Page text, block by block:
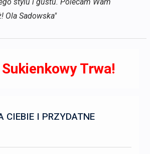
Ola Sadowska"
Trwa!
CIEBIE I PRZYDATNE